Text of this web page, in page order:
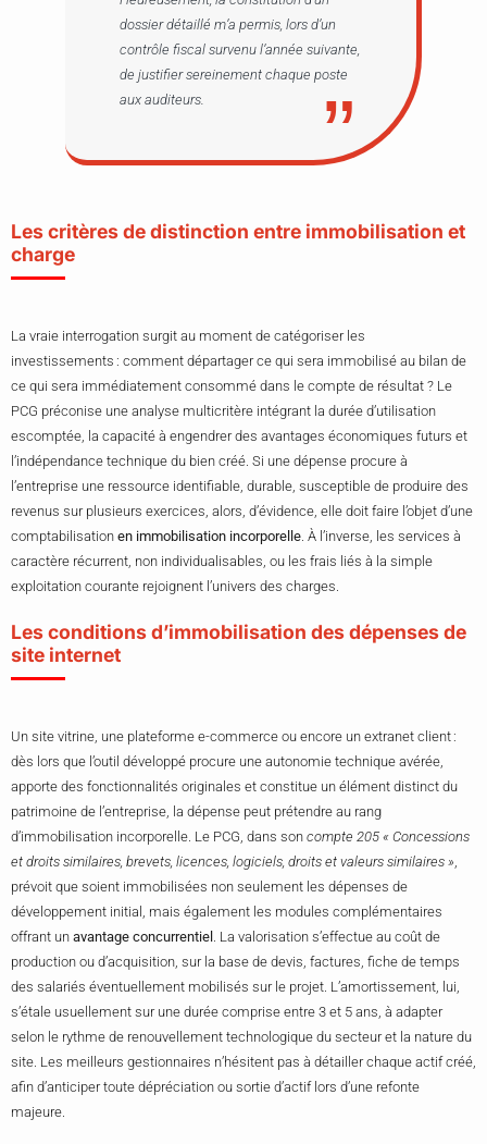
dossier détaillé m’a permis, lors d’un
contrôle fiscal survenu l’année suivante,
de justifier sereinement chaque poste
aux auditeurs.
Les critères de distinction entre immobilisation et
charge
La vraie interrogation surgit au moment de catégoriser les
investissements : comment départager ce qui sera immobilisé au bilan de
ce qui sera immédiatement consommé dans le compte de résultat ? Le
PCG préconise une analyse multicritère intégrant la durée d’utilisation
escomptée, la capacité à engendrer des avantages économiques futurs et
l’indépendance technique du bien créé. Si une dépense procure à
l’entreprise une ressource identifiable, durable, susceptible de produire des
revenus sur plusieurs exercices, alors, d’évidence, elle doit faire l’objet d’une
comptabilisation en immobilisation incorporelle . À l’inverse, les services à
caractère récurrent, non individualisables, ou les frais liés à la simple
exploitation courante rejoignent l’univers des charges.
Les conditions d’immobilisation des dépenses de
site internet
Un site vitrine, une plateforme e-commerce ou encore un extranet client :
dès lors que l’outil développé procure une autonomie technique avérée,
apporte des fonctionnalités originales et constitue un élément distinct du
patrimoine de l’entreprise, la dépense peut prétendre au rang
d’immobilisation incorporelle. Le PCG, dans son compte 205 « Concessions
et droits similaires, brevets, licences, logiciels, droits et valeurs similaires »
prévoit que soient immobilisées non seulement les dépenses de
développement initial, mais également les modules complémentaires
offrant un avantage concurrentiel
. La valorisation s’effectue au coût de
production ou d’acquisition, sur la base de devis, factures, fiche de temps
des salariés éventuellement mobilisés sur le projet. L’amortissement, lui,
s’étale usuellement sur une durée comprise entre 3 et 5 ans, à adapter
selon le rythme de renouvellement technologique du secteur et la nature du
site. Les meilleurs gestionnaires n’hésitent pas à détailler chaque actif créé,
afin d’anticiper toute dépréciation ou sortie d’actif lors d’une refonte
majeure.